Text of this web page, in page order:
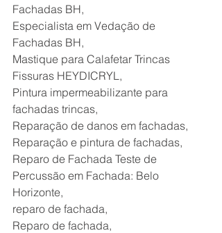
Fachadas BH,
Especialista em Vedação de
Fachadas BH,
Mastique para Calafetar Trincas
Fissuras HEYDICRYL,
Pintura impermeabilizante para
fachadas trincas,
Reparação de danos em fachadas,
Reparação e pintura de fachadas,
Reparo de Fachada Teste de
Percussão em Fachada: Belo
Horizonte,
reparo de fachada,
Reparo de fachada,